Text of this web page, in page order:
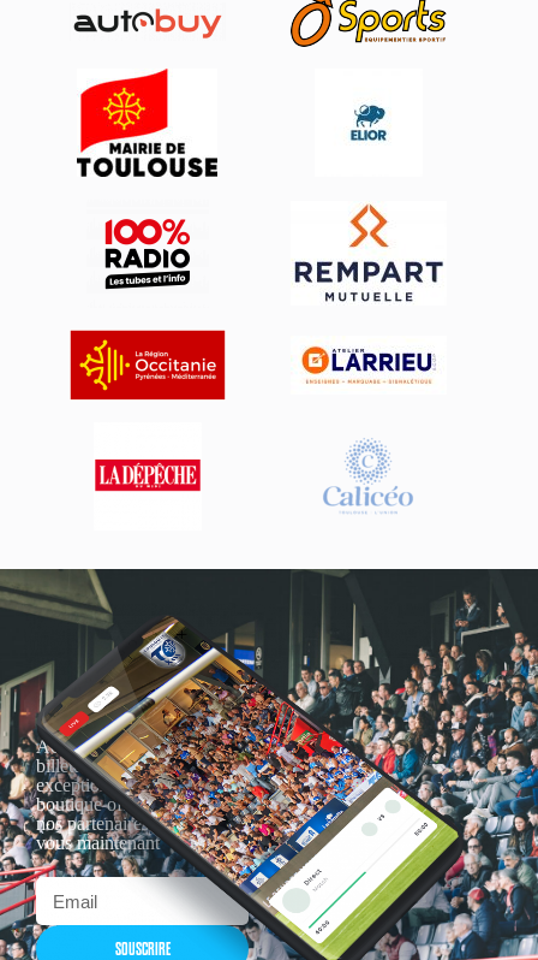
Actualités, nouveautés,
billetterie, remises
exceptionnelles dans la
boutique officielles & chez
nos partenaires… Inscrivez-
vous maintenant
SOUSCRIRE